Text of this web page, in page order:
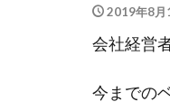
2019年8月
会社経営
今までの